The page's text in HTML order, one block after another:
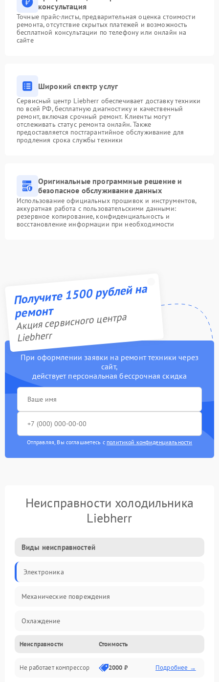
консультация
Точные прайс-листы, предварительная оценка стоимости
ремонта, отсутствие скрытых платежей и возможность
бесплатной консультации по телефону или онлайн на
сайте
Широкий спектр услуг
Сервисный центр Liebherr обеспечивает доставку техники
по всей РФ, бесплатную диагностику и качественный
ремонт, включая срочный ремонт. Клиенты могут
отслеживать статус ремонта онлайн. Также
предоставляется постгарантийное обслуживание для
продления срока службы техники
Оригинальные программные решение и
безопасное обслуживание данных
Использование официальных прошивок и инструментов,
аккуратная работа с пользовательскими данными:
резервное копирование, конфиденциальность и
восстановление информации при необходимости
Получите 1500 рублей на
ремонт
Акция сервисного центра
Liebherr
При оформлении заявки на ремонт техники через
сайт,
действует персональная бессрочная скидка
Отправляя, Вы соглашаетесь с политикой конфиденциальности
Неисправности холодильника
Liebherr
Виды неисправностей
Электроника
Механические повреждения
Охлаждение
Механика
Электропитание
Неисправности Стоимость
Не работает компрессор 2000 ₽ Подробнее →